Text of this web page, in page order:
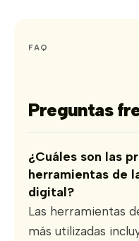
FAQ
Preguntas
¿Cuáles son las
herramientas de
digital?
Las herramientas
más utilizadas